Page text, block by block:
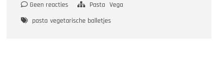
Geen reacties
Pasta Vega
pasta vegetarische balletjes